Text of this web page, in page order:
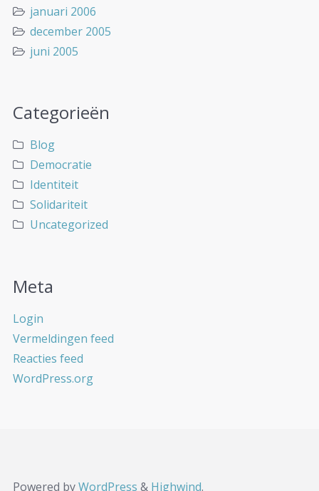
januari 2006
december 2005
juni 2005
Categorieën
Blog
Democratie
Identiteit
Solidariteit
Uncategorized
Meta
Login
Vermeldingen feed
Reacties feed
WordPress.org
Powered byWordPress & Highwind.